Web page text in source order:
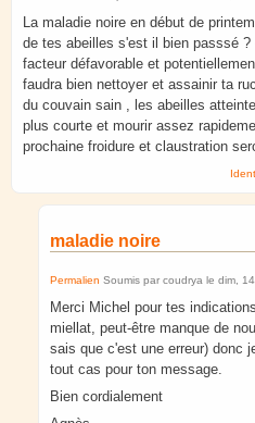
La maladie noire en début de
de tes abeilles s'est il bien passsé
facteur défavorable et
faudra bien nettoyer et assainir ta
du couvain sain , les abeilles
plus courte et mourir assez
prochaine froidure et claustration
maladie noire
Permalien Soumis par coudrya le dim,
Merci Michel pour tes
miellat, peut-être manque de
sais que c'est une erreur) donc
tout cas pour ton message.
Bien cordialement